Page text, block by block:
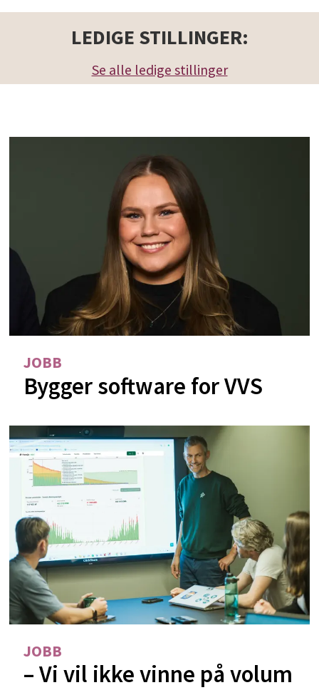
LEDIGE STILLINGER:
Se alle ledige stillinger
JOBB
Bygger software for VVS
JOBB
– Vi vil ikke vinne på volum